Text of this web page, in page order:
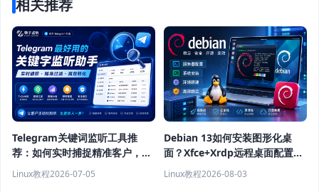
相关推荐
Telegram关键词监听工具推
荐：如何实时捕捉精准客户，提
高获客效率？
Linux教程2026-07-05
Debian 13如何安装图形化桌
面？Xfce+Xrdp远程桌面配置教
程
Linux教程2026-08-03